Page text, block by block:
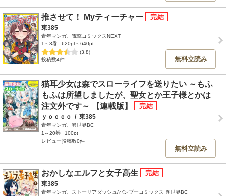
推させて！ Myティーチャー
東385
青年マンガ、電撃コミックスNEXT
1～3巻
620pt～640pt
(3.8)
投稿数4件
無料立読み
猫耳少女は森でスローライフを送りたい ～もふ
もふは所望しましたが、聖女とか王子様とかは
注文外です～ 【連載版】
ｙｏｃｃｏ / 東385
青年マンガ、異世界BC
1～20巻
100pt
レビュー投稿数0件
無料立読み
おかしなエルフと女子高生
東385
青年マンガ、ストーリアダッシュ/バンブーコミックス 異世界BC